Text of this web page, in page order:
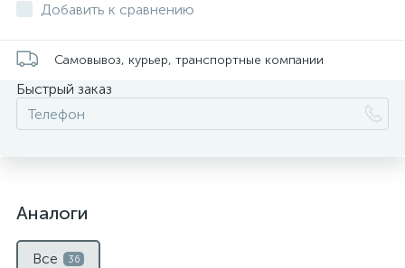
Добавить к сравнению
Самовывоз, курьер, транспортные компании
Быстрый заказ
Аналоги
Все 36